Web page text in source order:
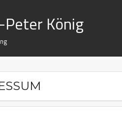
Peter König